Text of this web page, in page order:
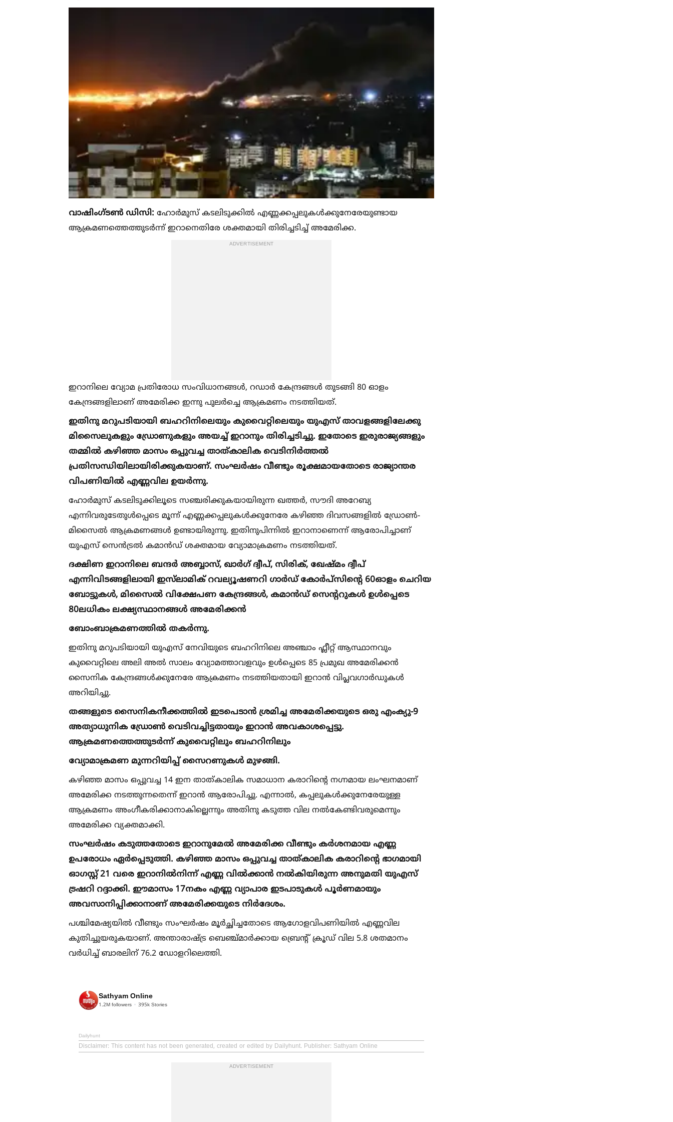
വാഷിംഗ്ടണ്‍ ഡിസി: ഹോർമുസ് കടലിടുക്കില്‍ എണ്ണക്കപ്പലുകള്‍ക്കുനേരേയുണ്ടായ
ആക്രമണത്തെത്തുടർന്ന് ഇറാനെതിരേ ശക്തമായി തിരിച്ചടിച്ച്‌ അമേരിക്ക.
ADVERTISEMENT
ഇറാനിലെ വ്യോമ പ്രതിരോധ സംവിധാനങ്ങള്‍, റഡാർ കേന്ദ്രങ്ങള്‍ തുടങ്ങി 80 ഓളം
കേന്ദ്രങ്ങളിലാണ് അമേരിക്ക ഇന്നു പുലർച്ചെ ആക്രമണം നടത്തിയത്.
ഇതിനു മറുപടിയായി ബഹറിനിലെയും കുവൈറ്റിലെയും യുഎസ് താവളങ്ങളിലേക്കു
മിസൈലുകളും ഡ്രോണുകളും അയച്ച്‌ ഇറാനും തിരിച്ചടിച്ചു. ഇതോടെ ഇരുരാജ്യങ്ങളും
തമ്മില്‍ കഴിഞ്ഞ മാസം ഒപ്പുവച്ച താത്കാലിക വെടിനിർത്തല്‍
പ്രതിസന്ധിയിലായിരിക്കുകയാണ്. സംഘർഷം വീണ്ടും രൂക്ഷമായതോടെ രാജ്യാന്തര
വിപണിയില്‍ എണ്ണവില ഉയർന്നു.
ഹോർമുസ് കടലിടുക്കിലൂടെ സഞ്ചരിക്കുകയായിരുന്ന ഖത്തർ, സൗദി അറേബ്യ
എന്നിവരുടേതുള്‍പ്പെടെ മൂന്ന് എണ്ണക്കപ്പലുകള്‍ക്കുനേരേ കഴിഞ്ഞ ദിവസങ്ങളില്‍ ഡ്രോണ്‍-
മിസൈല്‍ ആക്രമണങ്ങള്‍ ഉണ്ടായിരുന്നു. ഇതിനുപിന്നില്‍ ഇറാനാണെന്ന് ആരോപിച്ചാണ്
യുഎസ് സെൻട്രല്‍ കമാൻഡ് ശക്തമായ വ്യോമാക്രമണം നടത്തിയത്.
ദക്ഷിണ ഇറാനിലെ ബന്ദർ അബ്ബാസ്, ഖാർഗ് ദ്വീപ്, സിരിക്, ഖേഷ്മം ദ്വീപ്
എന്നിവിടങ്ങളിലായി ഇസ്‌ലാമിക് റവല്യൂഷണറി ഗാർഡ് കോർപ്സിന്‍റെ 60ഓളം ചെറിയ
ബോട്ടുകള്‍, മിസൈല്‍ വിക്ഷേപണ കേന്ദ്രങ്ങള്‍, കമാൻഡ് സെന്‍ററുകള്‍ ഉള്‍പ്പെടെ
80ലധികം ലക്ഷ്യസ്ഥാനങ്ങള്‍ അമേരിക്കൻ
ബോംബാക്രമണത്തില്‍ തകർന്നു.
ഇതിനു മറുപടിയായി യുഎസ് നേവിയുടെ ബഹറിനിലെ അഞ്ചാം ഫ്ലീറ്റ് ആസ്ഥാനവും
കുവൈറ്റിലെ അലി അല്‍ സാലം വ്യോമത്താവളവും ഉള്‍പ്പെടെ 85 പ്രമുഖ അമേരിക്കൻ
സൈനിക കേന്ദ്രങ്ങള്‍ക്കുനേരേ ആക്രമണം നടത്തിയതായി ഇറാൻ വിപ്ലവഗാർഡുകള്‍
അറിയിച്ചു.
തങ്ങളുടെ സൈനികനീക്കത്തില്‍ ഇടപെടാൻ ശ്രമിച്ച അമേരിക്കയുടെ ഒരു എംക്യു-9
അത്യാധുനിക ഡ്രോണ്‍ വെടിവച്ചിട്ടതായും ഇറാൻ അവകാശപ്പെട്ടു.
ആക്രമണത്തെത്തുടർന്ന് കുവൈറ്റിലും ബഹറിനിലും
വ്യോമാക്രമണ മുന്നറിയിപ്പ് സൈറണുകള്‍ മുഴങ്ങി.
കഴിഞ്ഞ മാസം ഒപ്പുവച്ച 14 ഇന താത്കാലിക സമാധാന കരാറിന്‍റെ നഗ്നമായ ലംഘനമാണ്
അമേരിക്ക നടത്തുന്നതെന്ന് ഇറാൻ ആരോപിച്ചു. എന്നാല്‍, കപ്പലുകള്‍ക്കുനേരേയുള്ള
ആക്രമണം അംഗീകരിക്കാനാകില്ലെന്നും അതിനു കടുത്ത വില നല്‍കേണ്ടിവരുമെന്നും
അമേരിക്ക വ്യക്തമാക്കി.
സംഘർഷം കടുത്തതോടെ ഇറാനുമേല്‍ അമേരിക്ക വീണ്ടും കർശനമായ എണ്ണ
ഉപരോധം ഏർപ്പെടുത്തി. കഴിഞ്ഞ മാസം ഒപ്പുവച്ച താത്കാലിക കരാറിന്‍റെ ഭാഗമായി
ഓഗസ്റ്റ് 21 വരെ ഇറാനില്‍നിന്ന് എണ്ണ വില്‍ക്കാൻ നല്‍കിയിരുന്ന അനുമതി യുഎസ്
ട്രഷറി റദ്ദാക്കി. ഈമാസം 17നകം എണ്ണ വ്യാപാര ഇടപാടുകള്‍ പൂർണമായും
അവസാനിപ്പിക്കാനാണ് അമേരിക്കയുടെ നിർദേശം.
പശ്ചിമേഷ്യയില്‍ വീണ്ടും സംഘർഷം മൂർച്ഛിച്ചതോടെ ആഗോളവിപണിയില്‍ എണ്ണവില
കുതിച്ചുയരുകയാണ്. അന്താരാഷ്‌ട്ര ബെഞ്ച്മാർക്കായ ബ്രെന്‍റ് ക്രൂഡ് വില 5.8 ശതമാനം
വർധിച്ച്‌ ബാരലിന് 76.2 ഡോളറിലെത്തി.
Sathyam Online
1.2M followers 395k Stories
Dailyhunt
Disclaimer: This content has not been generated, created or edited by Dailyhunt. Publisher: Sathyam Online
ADVERTISEMENT